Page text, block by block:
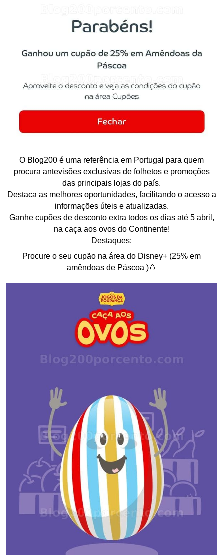
O Blog200 é uma referência em Portugal para quem
procura antevisões exclusivas de folhetos e promoções
das principais lojas do país.
Destaca as melhores oportunidades, facilitando o acesso a
informações úteis e atualizadas.
Ganhe cupões de desconto extra todos os dias até 5 abril,
na caça aos ovos do Continente!
Destaques:
Procure o seu cupão na área do Disney+ (25% em
amêndoas de Páscoa )🥚